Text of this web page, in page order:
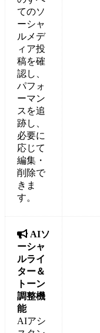
てのソ
ーシャ
ルメデ
ィア投
稿を確
認し、
パフォ
ーマン
スを追
跡し、
必要に
応じて
編集・
削除で
きま
す。
 AIソ
ーシャ
ルライ
ター＆
トーン
調整機
能
AIアシ